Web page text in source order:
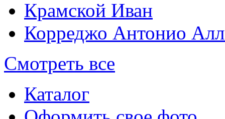
Крамской Иван
Корреджо Антонио
Смотреть все
Каталог